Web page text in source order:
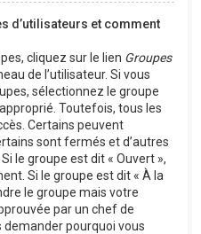
d’utilisateurs et comment
cliquez sur le lien Groupes
de l’utilisateur. Si vous
sélectionnez le groupe
Toutefois, tous les
Certains peuvent
sont fermés et d’autres
le groupe est dit « Ouvert »,
Si le groupe est dit « À la
le groupe mais votre
par un chef de
demander pourquoi vous